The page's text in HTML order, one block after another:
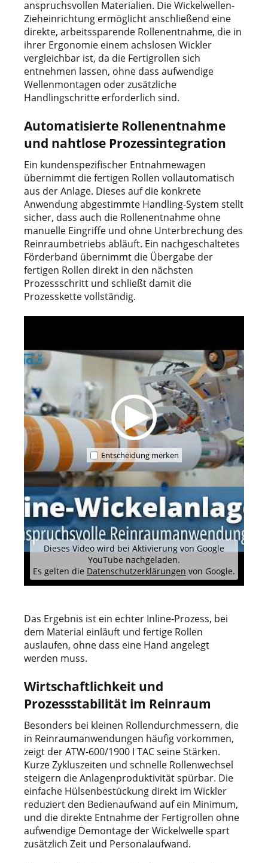
anspruchsvollen Materialien. Die Wickelwellen-
Zieheinrichtung ermöglicht anschließend eine
direkte, arbeitssparende Rollenentnahme, die in
ihrer Ergonomie einem achslosen Wickler
vergleichbar ist, da die Fertigrollen sich
entnehmen lassen, ohne dass aufwendige
Wellenmontagen oder zusätzliche
Handlingschritte erforderlich sind.
Automatisierte Rollenentnahme
und nahtlose Prozessintegration
Ein kundenspezifischer Entnahmewagen
übernimmt die fertigen Rollen vollautomatisch
aus der Anlage. Dieses auf die konkrete
Anwendung abgestimmte Handling-System stellt
sicher, dass auch die Rollenentnahme ohne
manuelle Eingriffe und ohne Unterbrechung des
Reinraumbetriebs abläuft. Ein nachgeschaltetes
Förderband übernimmt die Übergabe der
fertigen Rollen direkt in den nächsten
Prozessschritt und schließt damit die
Prozesskette vollständig.
Entscheidung merken
Dieses Video wird bei Aktivierung von Google
YouTube nachgeladen.
Es gelten die Datenschutzerklärungen von Google.
Das Ergebnis ist ein echter Inline-Prozess, bei
dem Material einläuft und fertige Rollen
auslaufen, ohne dass eine Hand angelegt
werden muss.
Wirtschaftlichkeit und
Prozessstabilität im Reinraum
Besonders bei kleinen Rollendurchmessern, die
in Reinraumanwendungen häufig vorkommen,
zeigt der ATW-600/1900 I TAC seine Stärken.
Kurze Zykluszeiten und schnelle Rollenwechsel
steigern die Anlagenproduktivität spürbar. Die
einfache Hülsenbestückung direkt im Wickler
reduziert den Bedienaufwand auf ein Minimum,
und die direkte Entnahme der Fertigrollen ohne
aufwendige Demontage der Wickelwelle spart
zusätzlich Zeit und Personalaufwand.